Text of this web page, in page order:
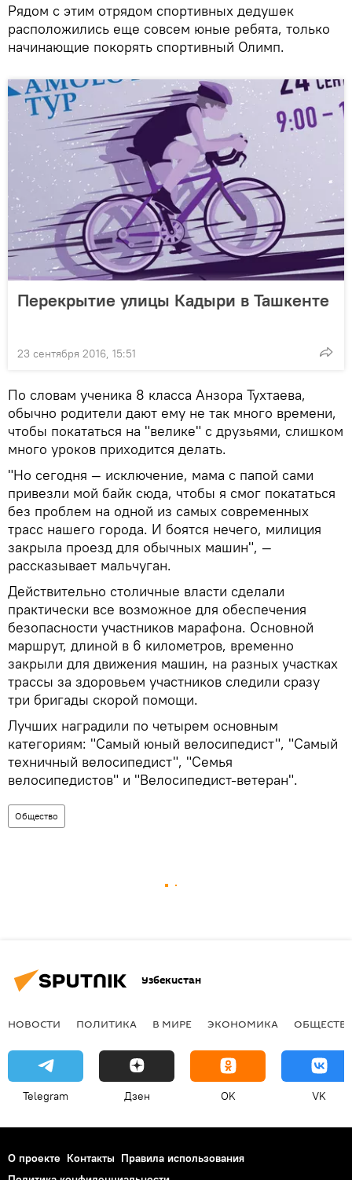
Рядом с этим отрядом спортивных дедушек
расположились еще совсем юные ребята, только
начинающие покорять спортивный Олимп.
Перекрытие улицы Кадыри в Ташкенте
23 сентября 2016, 15:51
По словам ученика 8 класса Анзора Тухтаева,
обычно родители дают ему не так много времени,
чтобы покататься на "велике" с друзьями, слишком
много уроков приходится делать.
"Но сегодня — исключение, мама с папой сами
привезли мой байк сюда, чтобы я смог покататься
без проблем на одной из самых современных
трасс нашего города. И боятся нечего, милиция
закрыла проезд для обычных машин", —
рассказывает мальчуган.
Действительно столичные власти сделали
практически все возможное для обеспечения
безопасности участников марафона. Основной
маршрут, длиной в 6 километров, временно
закрыли для движения машин, на разных участках
трассы за здоровьем участников следили сразу
три бригады скорой помощи.
Лучших наградили по четырем основным
категориям: "Самый юный велосипедист", "Самый
техничный велосипедист", "Семья
велосипедистов" и "Велосипедист-ветеран".
Общество
Узбекистан
НОВОСТИ ПОЛИТИКА В МИРЕ ЭКОНОМИКА
Telegram Дзен OK VK
О проекте Контакты Правила использования